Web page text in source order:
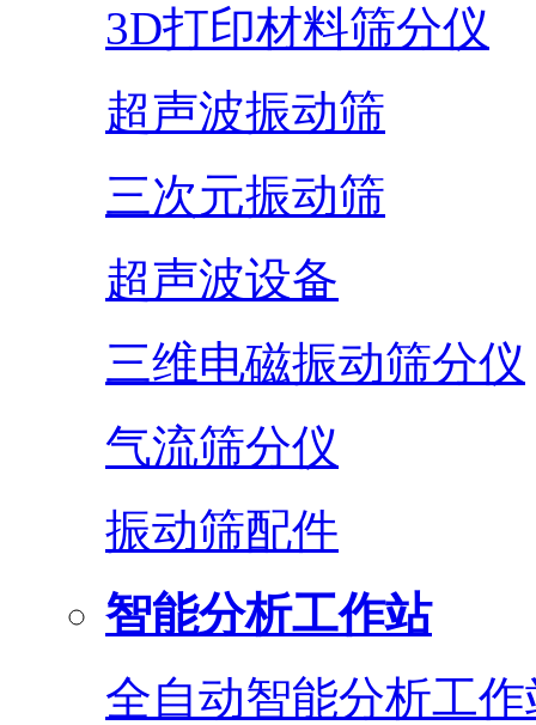
3D打印材料筛分仪
超声波振动筛
三次元振动筛
超声波设备
三维电磁振动筛分仪
气流筛分仪
振动筛配件
智能分析工作站
全自动智能分析工作